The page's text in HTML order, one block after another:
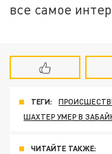
все самое
ТЕГИ:
ШАХТЕР УМЕР В
ЧИТАЙТЕ ТАКЖЕ: